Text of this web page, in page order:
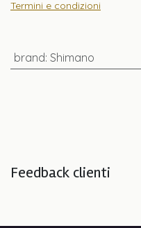
Termini e condizioni
brand: Shimano
Feedback clienti